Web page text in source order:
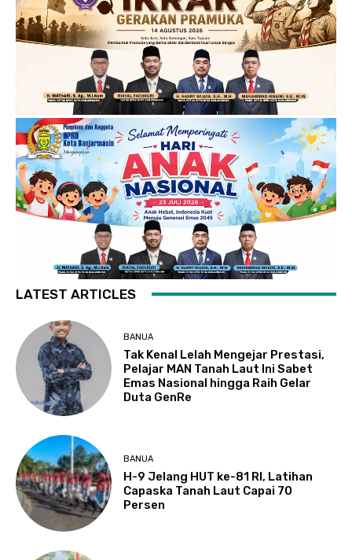
LATEST ARTICLES
BANUA
Tak Kenal Lelah Mengejar Prestasi,
Pelajar MAN Tanah Laut Ini Sabet
Emas Nasional hingga Raih Gelar
Duta GenRe
BANUA
H-9 Jelang HUT ke-81 RI, Latihan
Capaska Tanah Laut Capai 70
Persen